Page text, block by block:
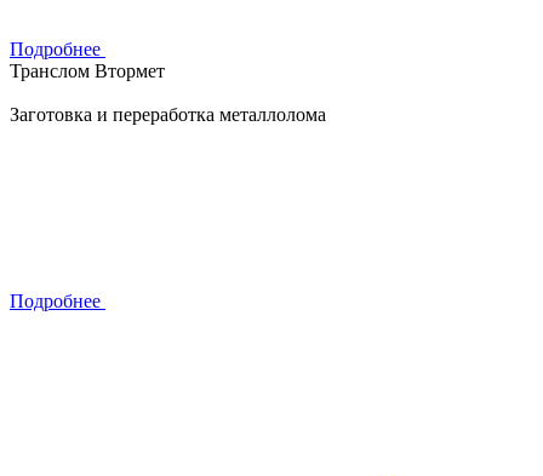
Подробнее
Транслом Втормет
Заготовка и переработка металлолома
Подробнее